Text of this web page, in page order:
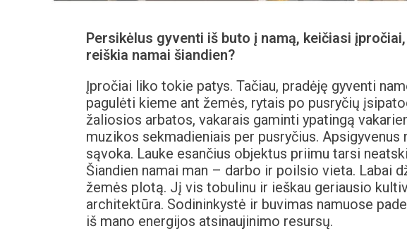
Persikėlus gyventi iš buto į namą, keičiasi
reiškia namai šiandien?
Įpročiai liko tokie patys. Tačiau, pradėję gyventi
pagulėti kieme ant žemės, rytais po pusryčių
žaliosios arbatos, vakarais gaminti ypatingą
muzikos sekmadieniais per pusryčius. Apsigyvenus
sąvoka. Lauke esančius objektus priimu tarsi
Šiandien namai man – darbo ir poilsio vieta. Labai
žemės plotą. Jį vis tobulinu ir ieškau geriausio
architektūra. Sodininkystė ir buvimas namuose
iš mano energijos atsinaujinimo resursų.